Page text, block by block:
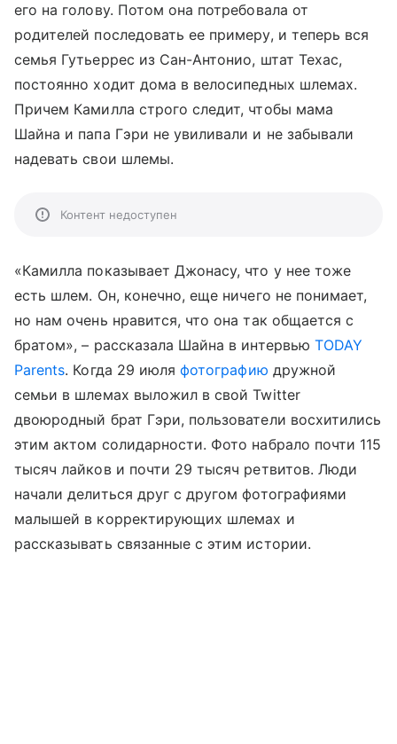
его на голову. Потом она потребовала от
родителей последовать ее примеру, и теперь вся
семья Гутьеррес из Сан-Антонио, штат Техас,
постоянно ходит дома в велосипедных шлемах.
Причем Камилла строго следит, чтобы мама
Шайна и папа Гэри не увиливали и не забывали
надевать свои шлемы.
Контент недоступен
«Камилла показывает Джонасу, что у нее тоже
есть шлем. Он, конечно, еще ничего не понимает,
но нам очень нравится, что она так общается с
братом», – рассказала Шайна в интервью TODAY
Parents. Когда 29 июляфотографию дружной
семьи в шлемах выложил в свой Twitter
двоюродный брат Гэри, пользователи восхитились
этим актом солидарности. Фото набрало почти 115
тысяч лайков и почти 29 тысяч ретвитов. Люди
начали делиться друг с другом фотографиями
малышей в корректирующих шлемах и
рассказывать связанные с этим истории.